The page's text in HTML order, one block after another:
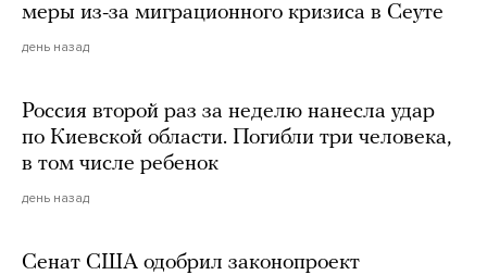
меры из-за миграционного кризиса в Сеуте
день назад
Россия второй раз за неделю нанесла удар
по Киевской области. Погибли три человека,
в том числе ребенок
день назад
Сенат США одобрил законопроект